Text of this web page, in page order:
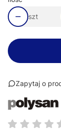
szt
Zapytaj o